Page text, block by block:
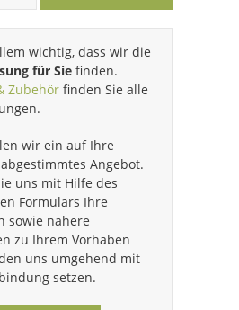
wichtig, dass wir die
für Sie finden.
Zubehör finden Sie alle
wir ein auf Ihre
Angebot.
uns mit Hilfe des
Formulars Ihre
sowie nähere
zu Ihrem Vorhaben
uns umgehend mit
setzen.